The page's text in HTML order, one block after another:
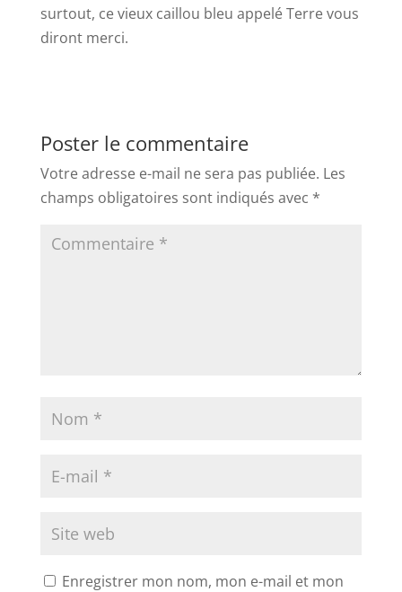
surtout, ce vieux caillou bleu appelé Terre vous
diront merci.
Poster le commentaire
Votre adresse e-mail ne sera pas publiée. Les
champs obligatoires sont indiqués avec *
Enregistrer mon nom, mon e-mail et mon